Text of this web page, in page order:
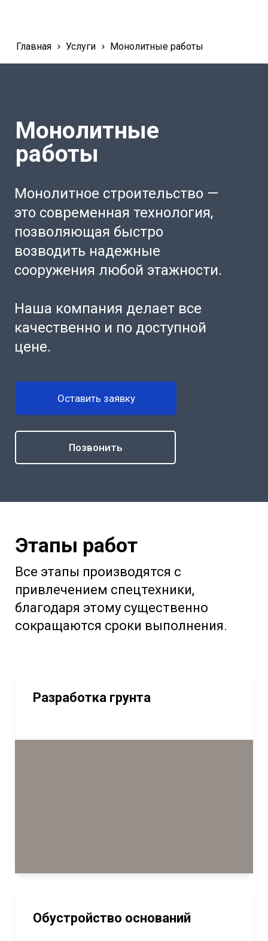
Главная Услуги Монолитные работы
Позвонить
Оставить заявку
Монолитное строительство —
это современная технология,
позволяющая быстро
возводить надежные
сооружения любой этажности.
Наша компания делает все
качественно и по доступной
цене.
Монолитные
работы
Этапы работ
Все этапы производятся с
привлечением спецтехники,
благодаря этому существенно
сокращаются сроки выполнения.
Разработка грунта
Обустройство оснований